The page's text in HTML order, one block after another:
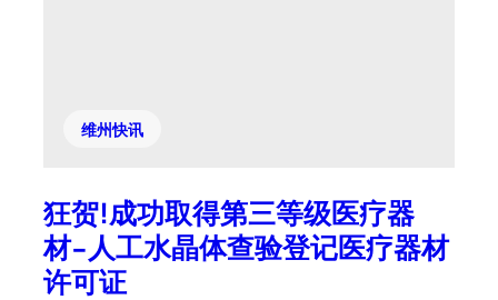
维州快讯
狂贺!成功取得第三等级医疗器
材-人工水晶体查验登记医疗器材
许可证